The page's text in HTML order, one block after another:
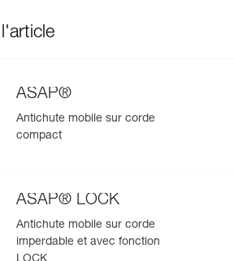
ASAP®
Antichute mobile sur corde
compact
ASAP® LOCK
Antichute mobile sur corde
imperdable et avec fonction